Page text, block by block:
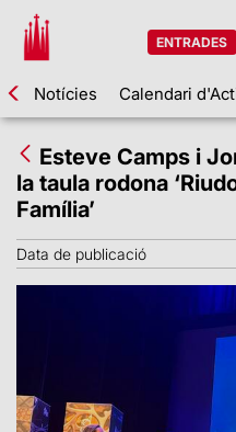
ENTRADES
Notícies Calendari
Esteve Camps i
la taula rodona
Família’
Data de publicació